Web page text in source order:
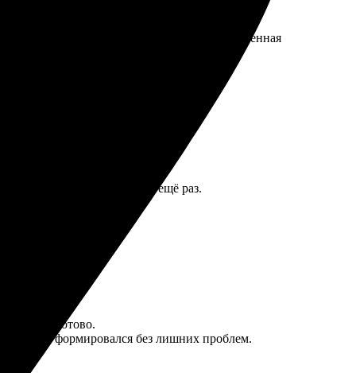
и уточнили все детали. В итоге - качественная
воспользуюсь ещё раз.
всё было готово.
а заказ формировался без лишних проблем.